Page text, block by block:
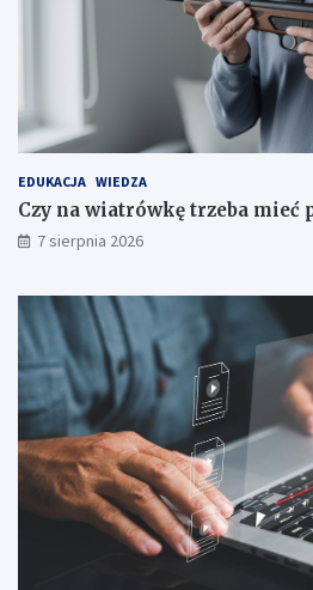
EDUKACJA WIEDZA
Czy na wiatrówkę trzeba mieć
7 sierpnia 2026